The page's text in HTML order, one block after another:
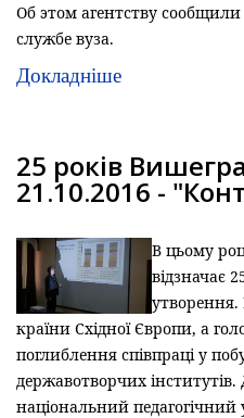
Об этом агентству сообщили
службе вуза.
Докладніше
25 років
21.10.2016 -
В цьому
відзначає
утворення.
країни Східної Європи, а
поглиблення співпраці у
державотворчих
національний педагогічний